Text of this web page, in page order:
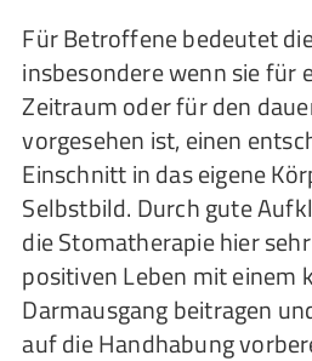
Für Betroffene bedeutet
insbesondere wenn sie für
Zeitraum oder für den
vorgesehen ist, einen
Einschnitt in das eigene
Selbstbild. Durch gute
die Stomatherapie hier
positiven Leben mit einem
Darmausgang beitragen
auf die Handhabung